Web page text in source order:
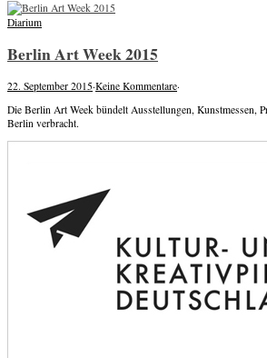
Diarium
Berlin Art Week 2015
22. September 2015·Keine Kommentare·
Die Berlin Art Week bündelt Ausstellungen, Kunstmessen,
Berlin verbracht.